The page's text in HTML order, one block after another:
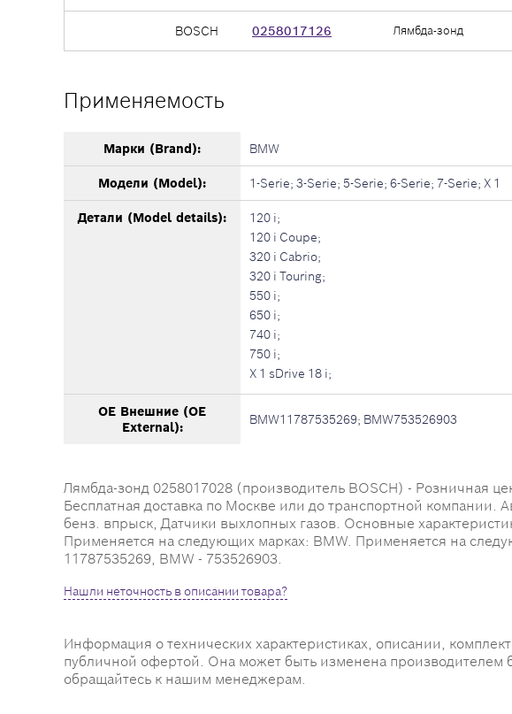
BOSCH 0258017126 Лямбда-зонд
Применяемость
Марки (Brand): BMW
Модели (Model): 1-Serie; 3-Serie; 5-Serie; 6-Serie; 7-Serie; X 1
Детали (Model details): 120 i;
120 i Coupe;
320 i Cabrio;
320 i Touring;
550 i;
650 i;
740 i;
750 i;
X 1 sDrive 18 i;
OE Внешние (OE
External):
BMW11787535269; BMW753526903
Лямбда-зонд 0258017028 (производитель BOSCH) - Розничная
Бесплатная доставка по Москве или до транспортной компании.
бенз. впрыск, Датчики выхлопных газов. Основные
Применяется на следующих марках: BMW. Применяется на
11787535269, BMW - 753526903.
Нашли неточность в описании товара?
Информация о технических характеристиках, описании,
публичной офертой. Она может быть изменена
обращайтесь к нашим менеджерам.